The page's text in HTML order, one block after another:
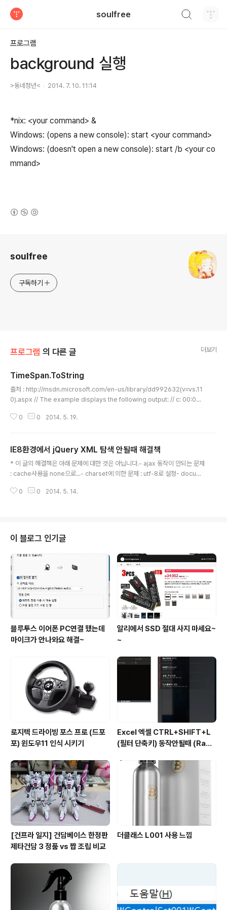
soulfree
프로그램
background 실행
>동네청년< 2014. 7. 10. 11:14
*nix: <your command> &
Windows: (opens a new console): start <your command>
Windows: (doesn't open a new console): start /b <your co
mmand>
soulfree
구독하기
프로그램 의 다른 글 더보기
TimeSpan.ToString
출처 : http://msdn.microsoft.com/en-us/library/dd992632(v=vs.11
0).aspx // The example displays the following output: // c: 00:00:
// %m' min.': 0 min. // // c: -14.00:00:00 // g: -14:0:00:00 // G: -14:0
0 0 2014. 5. 19.
IE8환경에서 jQuery XML 탐색 안될때 해결책
* 이 글의 해결책은 아래 문제에 대한 것은 아닙니다.- ajax 동작이 안되는 문제
: cache사용을 none으로...- charset에 의한 문제 : utf-8로 설정- docum
----------------------------------------- IE8 이하에서는 jQuery를
storing the..
0 0 2014. 5. 14.
이 블로그 인기글
블루투스 이어폰 PC연결 했는데
마이크가 안나와요 해결~
알리에서 SSD 절대 사지 마세요~
~
로지텍 드라이빙 포스 프로 (드포
포) 윈도우11 인식 시키기
Excel 엑셀 CTRL+SHIFT+L
(필터 단축키) 동작안될때 (Rade
[건프라 일지] 건담베이스 한정판
제타건담 3 정품 vs 짭 조립 비교
더클래스 L001 사용 느낌